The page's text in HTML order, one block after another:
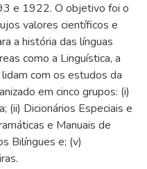
e 1922. O objetivo foi o
valores científicos e
a história das línguas
como a Linguística, a
com os estudos da
em cinco grupos: (i)
(ii) Dicionários Especiais e
e Manuais de
Bilíngues e; (v)